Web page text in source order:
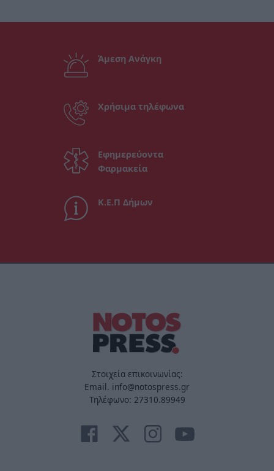
Άμεση Ανάγκη
Χρήσιμα τηλέφωνα
Εφημερεύοντα
Φαρμακεία
Κ.Ε.Π Δήμων
Στοιχεία επικοινωνίας:
Email. info@notospress.gr
Τηλέφωνο: 27310.89949